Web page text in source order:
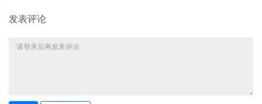
发表评论